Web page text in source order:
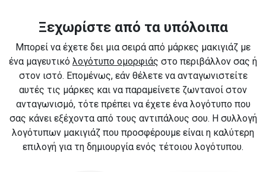
Ξεχωρίστε από τα υπόλοιπα
Μπορεί να έχετε δει μια σειρά από μάρκες μακιγιάζ με
ένα μαγευτικό λογότυπο ομορφιάς στο περιβάλλον σας ή
στον ιστό. Επομένως, εάν θέλετε να ανταγωνιστείτε
αυτές τις μάρκες και να παραμείνετε ζωντανοί στον
ανταγωνισμό, τότε πρέπει να έχετε ένα λογότυπο που
σας κάνει εξέχοντα από τους αντιπάλους σου. Η συλλογή
λογότυπων μακιγιάζ που προσφέρουμε είναι η καλύτερη
επιλογή για τη δημιουργία ενός τέτοιου λογότυπου.